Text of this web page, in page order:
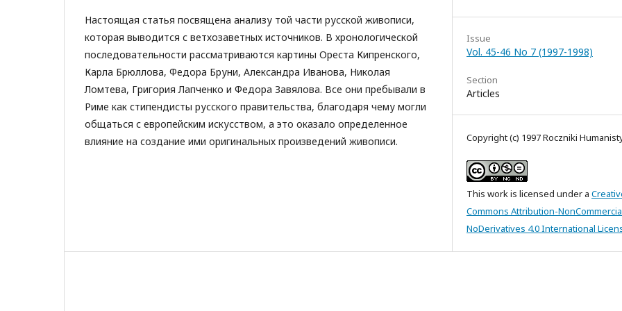
Настоящая статья посвящена анализу той части русской живописи,
которая выводится с ветхозаветных источников. В хронологической
последовательности рассматриваются картины Ореста Кипренского,
Карла Брюллова, Федора Бруни, Александра Иванова, Николая
Ломтева, Григория Лапченко и Федора Завялова. Все они пребывали в
Риме как стипендисты русского правительства, благодаря чему могли
общаться с европейским искусством, а это оказало определенное
влияние на создание ими оригинальных произведений живописи.
Issue
Vol. 45-46 No 7 (1997-1998)
Section
Articles
Copyright (c) 1997 Roczniki
This work is licensed under a
Commons Attribution-
NoDerivatives 4.0 International